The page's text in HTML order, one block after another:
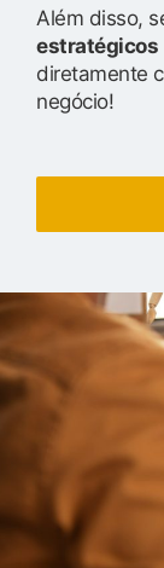
Além disso,
estratégicos
diretamente
negócio!